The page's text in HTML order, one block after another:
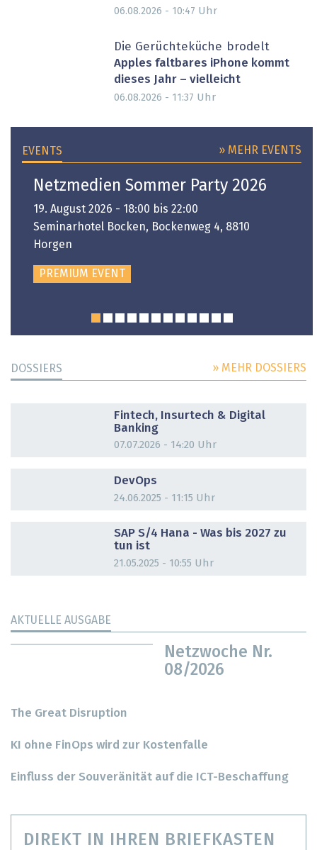
06.08.2026 - 10:47 Uhr
Die Gerüchteküche brodelt
Apples faltbares iPhone kommt
dieses Jahr – vielleicht
06.08.2026 - 11:37 Uhr
EVENTS » MEHR EVENTS
Netzmedien Sommer Party 2026
19. August 2026 - 18:00 bis 22:00
Seminarhotel Bocken, Bockenweg 4, 8810
Horgen
PREMIUM EVENT
DOSSIERS » MEHR DOSSIERS
Fintech, Insurtech & Digital
Banking
07.07.2026 - 14:20 Uhr
DevOps
24.06.2025 - 11:15 Uhr
SAP S/4 Hana - Was bis 2027 zu
tun ist
21.05.2025 - 10:55 Uhr
AKTUELLE AUSGABE
Netzwoche Nr.
08/2026
The Great Disruption
KI ohne FinOps wird zur Kostenfalle
Einfluss der Souveränität auf die ICT-Beschaffung
DIREKT IN IHREN BRIEFKASTEN